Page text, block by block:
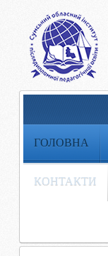
ГОЛОВНА
КОНТАКТИ